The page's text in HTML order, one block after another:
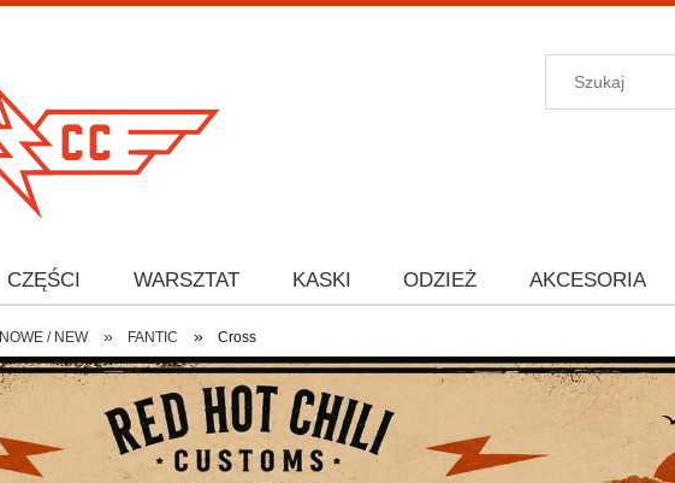
CZĘŚCI WARSZTAT KASKI ODZIEŻ AKCESORIA
NOWE / NEW » FANTIC » Cross